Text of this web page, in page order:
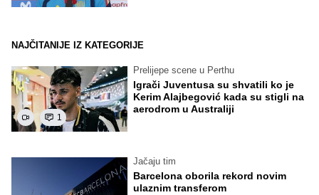
NAJČITANIJE IZ KATEGORIJE
1
Prelijepe scene u Perthu
Igrači Juventusa su shvatili ko je
Kerim Alajbegović kada su stigli na
aerodrom u Australiji
Jačaju tim
Barcelona oborila rekord novim
ulaznim transferom